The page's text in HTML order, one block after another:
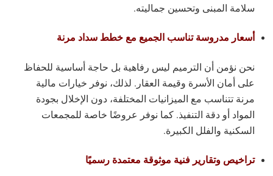
سلامة المبنى وتحسين جماليته.
أسعار مدروسة تناسب الجميع مع خطط سداد مرنة
نحن نؤمن أن الترميم ليس رفاهية بل حاجة أساسية للحفاظ
على أمان الأسرة وقيمة العقار. لذلك، نوفر خيارات مالية
مرنة تتناسب مع الميزانيات المختلفة، دون الإخلال بجودة
المواد أو دقة التنفيذ. كما نوفر عروضًا خاصة للمجمعات
السكنية والفلل الكبيرة.
تراخيص وتقارير فنية موثوقة معتمدة رسميًا